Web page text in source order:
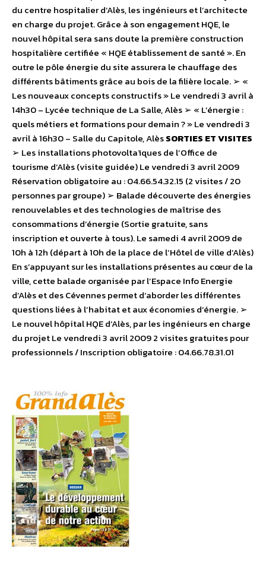
du centre hospitalier d’Alès, les ingénieurs et l’architecte
en charge du projet. Grâce à son engagement HQE, le
nouvel hôpital sera sans doute la première construction
hospitalière certifiée « HQE établissement de santé ». En
outre le pôle énergie du site assurera le chauffage des
différents bâtiments grâce au bois de la filière locale. ➢ «
Les nouveaux concepts constructifs » Le vendredi 3 avril à
14h30 – Lycée technique de La Salle, Alès ➢ « L’énergie :
quels métiers et formations pour demain ? » Le vendredi 3
avril à 16h30 – Salle du Capitole, AlèsSORTIES ET VISITES
➢ Les installations photovoltaïques de l’Office de
tourisme d’Alès (visite guidée) Le vendredi 3 avril 2009
Réservation obligatoire au : 04.66.54.32.15 (2 visites / 20
personnes par groupe) ➢ Balade découverte des énergies
renouvelables et des technologies de maîtrise des
consommations d’énergie (Sortie gratuite, sans
inscription et ouverte à tous). Le samedi 4 avril 2009 de
10h à 12h (départ à 10h de la place de l’Hôtel de ville d’Alès)
En s’appuyant sur les installations présentes au cœur de la
ville, cette balade organisée par l’Espace Info Energie
d’Alès et des Cévennes permet d’aborder les différentes
questions liées à l’habitat et aux économies d’énergie. ➢
Le nouvel hôpital HQE d’Alès, par les ingénieurs en charge
du projet Le vendredi 3 avril 2009 2 visites gratuites pour
professionnels / Inscription obligatoire : 04.66.78.31.01